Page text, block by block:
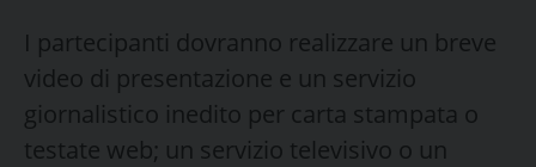
I partecipanti dovranno realizzare un breve
video di presentazione e un servizio
giornalistico inedito per carta stampata o
testate web; un servizio televisivo o un